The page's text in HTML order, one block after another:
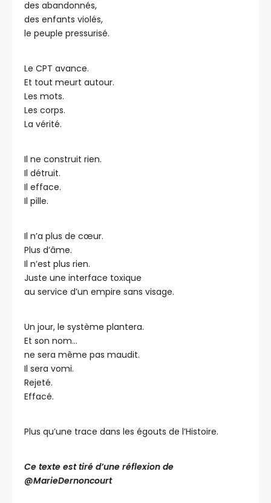
des abandonnés,
des enfants violés,
le peuple pressurisé.
Le CPT avance.
Et tout meurt autour.
Les mots.
Les corps.
La vérité.
Il ne construit rien.
Il détruit.
Il efface.
Il pille.
Il n’a plus de cœur.
Plus d’âme.
Il n’est plus rien.
Juste une interface toxique
au service d’un empire sans visage.
Un jour, le système plantera.
Et son nom…
ne sera même pas maudit.
Il sera vomi.
Rejeté.
Effacé.
Plus qu’une trace dans les égouts de l’Histoire.
Ce texte est tiré d’une réflexion de
@MarieDernoncourt